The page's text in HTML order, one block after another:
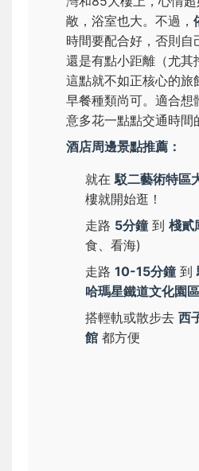
敞，浴室也大。不過，
時間要配合好，否則
還是有點小距離（尤其
這點就不如正核心的旅
早餐種類尚可。適合想
意多花一點點交通時間
酒店周邊景點推薦：
就在駁二藝術特區
樓就開始逛！
走路 5分鐘到 棧貳
食、看海)
走路 10-15分鐘到
哈瑪星鐵道文化園區
搭輕軌或散步去 西
館 都方便